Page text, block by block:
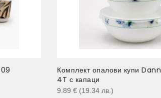
Комплект опалови купи
4T с капаци
9.89 € (19.34 лв. )